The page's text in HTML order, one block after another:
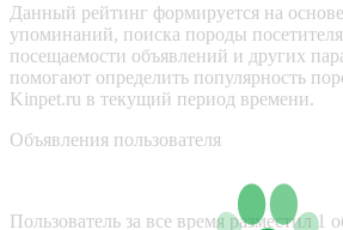
Данный рейтинг формируется на
упоминаний, поиска породы
посещаемости объявлений и других
помогают определить популярность
Kinpet.ru в текущий период времени.
Объявления пользователя
Пользователь за все время разместил 1